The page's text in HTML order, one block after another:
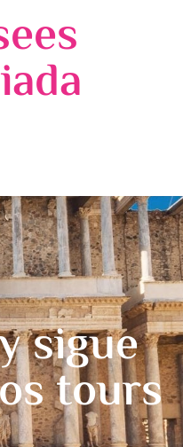
sigue
tours